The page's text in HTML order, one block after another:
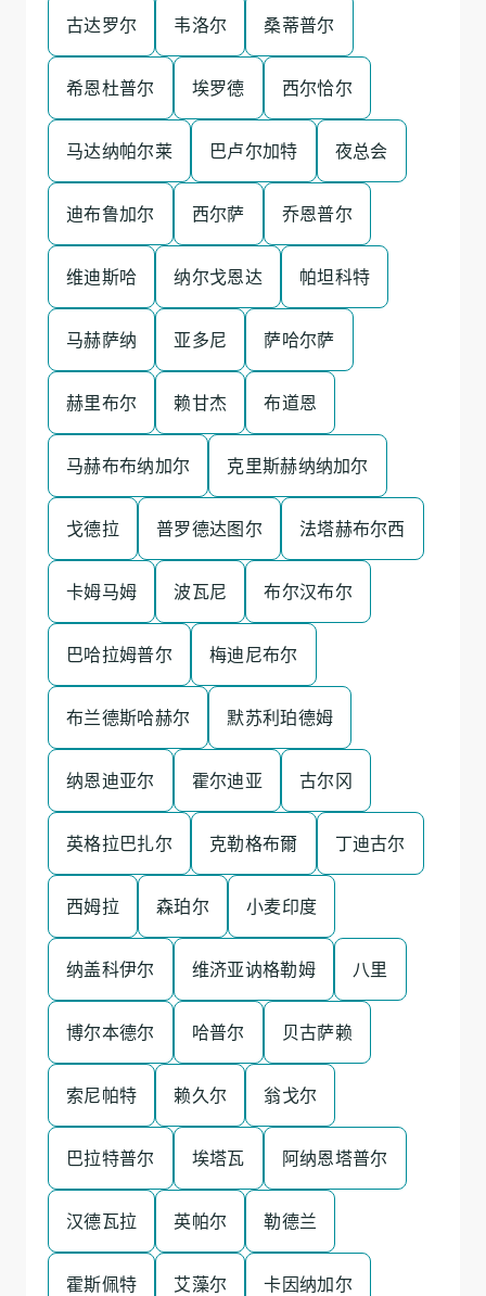
古达罗尔 韦洛尔 桑蒂普尔
希恩杜普尔 埃罗德 西尔恰尔
马达纳帕尔莱 巴卢尔加特 夜总会
迪布鲁加尔 西尔萨 乔恩普尔
维迪斯哈 纳尔戈恩达 帕坦科特
马赫萨纳 亚多尼 萨哈尔萨
赫里布尔 赖甘杰 布道恩
马赫布布纳加尔 克里斯赫纳纳加尔
戈德拉 普罗德达图尔 法塔赫布尔西
卡姆马姆 波瓦尼 布尔汉布尔
巴哈拉姆普尔 梅迪尼布尔
布兰德斯哈赫尔 默苏利珀德姆
纳恩迪亚尔 霍尔迪亚 古尔冈
英格拉巴扎尔 克勒格布爾 丁迪古尔
西姆拉 森珀尔 小麦印度
纳盖科伊尔 维济亚讷格勒姆 八里
博尔本德尔 哈普尔 贝古萨赖
索尼帕特 赖久尔 翁戈尔
巴拉特普尔 埃塔瓦 阿纳恩塔普尔
汉德瓦拉 英帕尔 勒德兰
霍斯佩特 艾藻尔 卡因纳加尔